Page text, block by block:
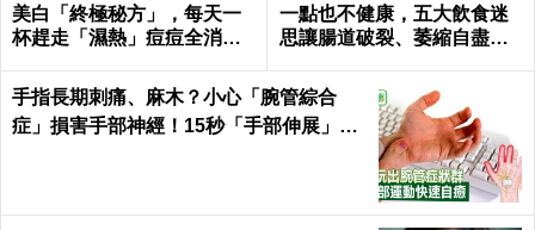
美白「終極秘方」，每天一
杯趕走「濕熱」痘痘全消失
一點也不健康，五大飲食迷
思讓腸道破裂、萎縮自盡｜
手指長期刺痛、麻木？小心「腕管綜合
症」損害手部神經！15秒「手部伸展」這